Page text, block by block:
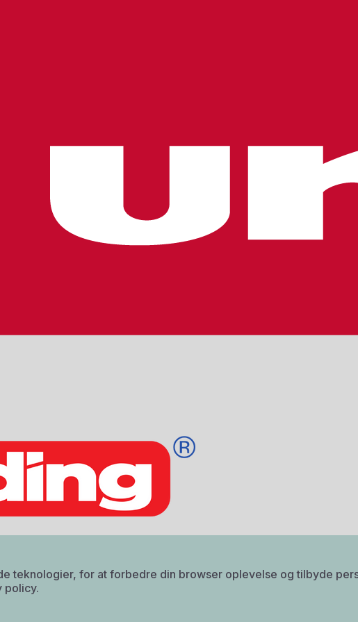
Email
teknologier, for at forbedre din browser oplevelse og tilbyde
policy.